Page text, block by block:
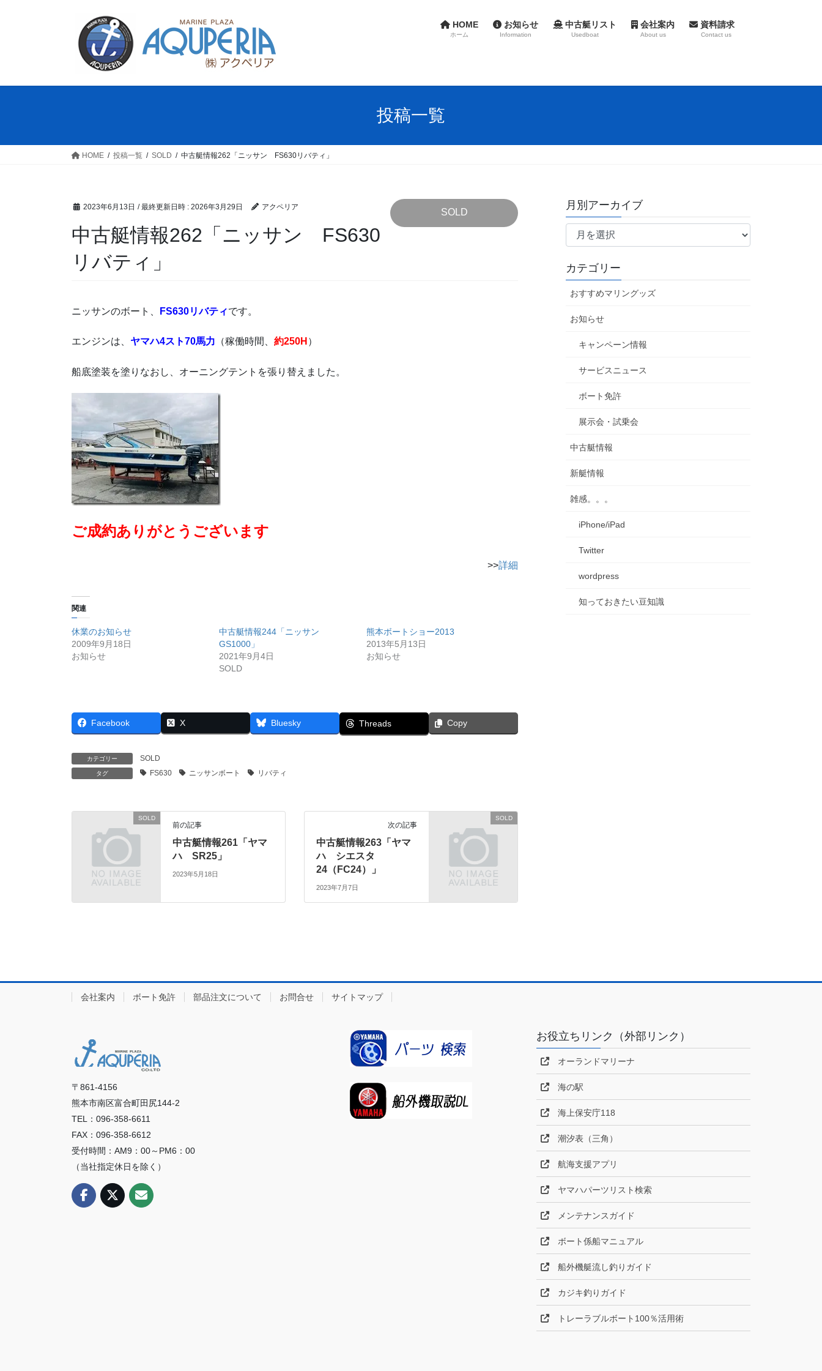
HOME
ホーム
お知らせ
Information
中古艇リスト
Usedboat
会社案内
About us
資料請求
Contact us
投稿一覧
HOME 投稿一覧 SOLD 中古艇情報262「ニッサン FS630リバティ」
2023年6月13日 / 最終更新日時 : 2026年3月29日 アクペリア SOLD
中古艇情報262「ニッサン FS630
リバティ」
ニッサンのボート、 FS630リバティです。
エンジンは、 ヤマハ4スト70馬力 （稼働時間、 約250H ）
船底塗装を塗りなおし、オーニングテントを張り替えました。
ご成約ありがとうございます
>>詳細
関連
休業のお知らせ
2009年9月18日
お知らせ
中古艇情報244「ニッサン
GS1000」
2021年9月4日
SOLD
熊本ボートショー2013
2013年5月13日
お知らせ
Facebook X Bluesky Threads Copy
カテゴリー SOLD
タグ FS630 ニッサンボート リバティ
SOLD
前の記事
中古艇情報261「ヤマ
ハ SR25」
2023年5月18日
SOLD
次の記事
中古艇情報263「ヤマ
ハ シエスタ
24（FC24）」
2023年7月7日
月別アーカイブ
月
ー
カ
イ
カテゴリー
おすすめマリングッズ
お知らせ
キャンペーン情報
サービスニュース
ボート免許
展示会・試乗会
中古艇情報
新艇情報
雑感。。。
iPhone/iPad
Twitter
wordpress
知っておきたい豆知識
会社案内 ボート免許 部品注文について お問合せ サイトマップ
〒861-4156
熊本市南区富合町田尻144-2
TEL：096-358-6611
FAX：096-358-6612
受付時間：AM9：00～PM6：00
（当社指定休日を除く）
お役立ちリンク（外部リンク）
オーランドマリーナ
海の駅
海上保安庁118
潮汐表（三角）
航海支援アプリ
ヤマハパーツリスト検索
メンテナンスガイド
ボート係船マニュアル
船外機艇流し釣りガイド
カジキ釣りガイド
トレーラブルボート100％活用術